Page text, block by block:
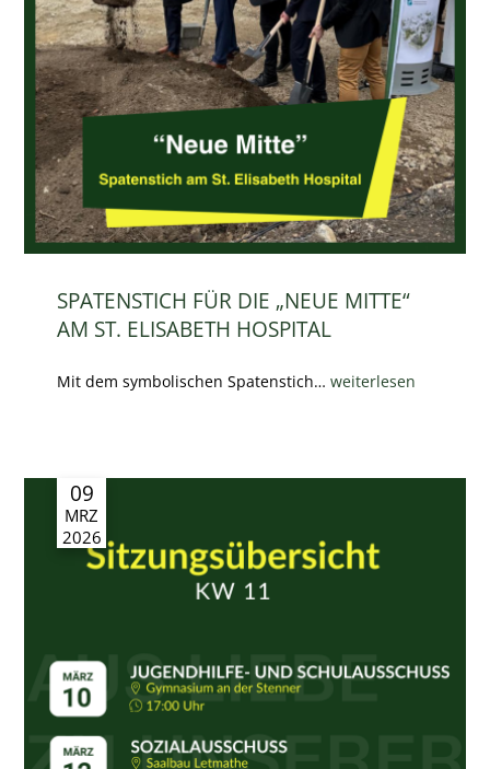
SPATENSTICH FÜR DIE „NEUE MITTE“
AM ST. ELISABETH HOSPITAL
Mit dem symbolischen Spatenstich…weiterlesen
09
MRZ
2026